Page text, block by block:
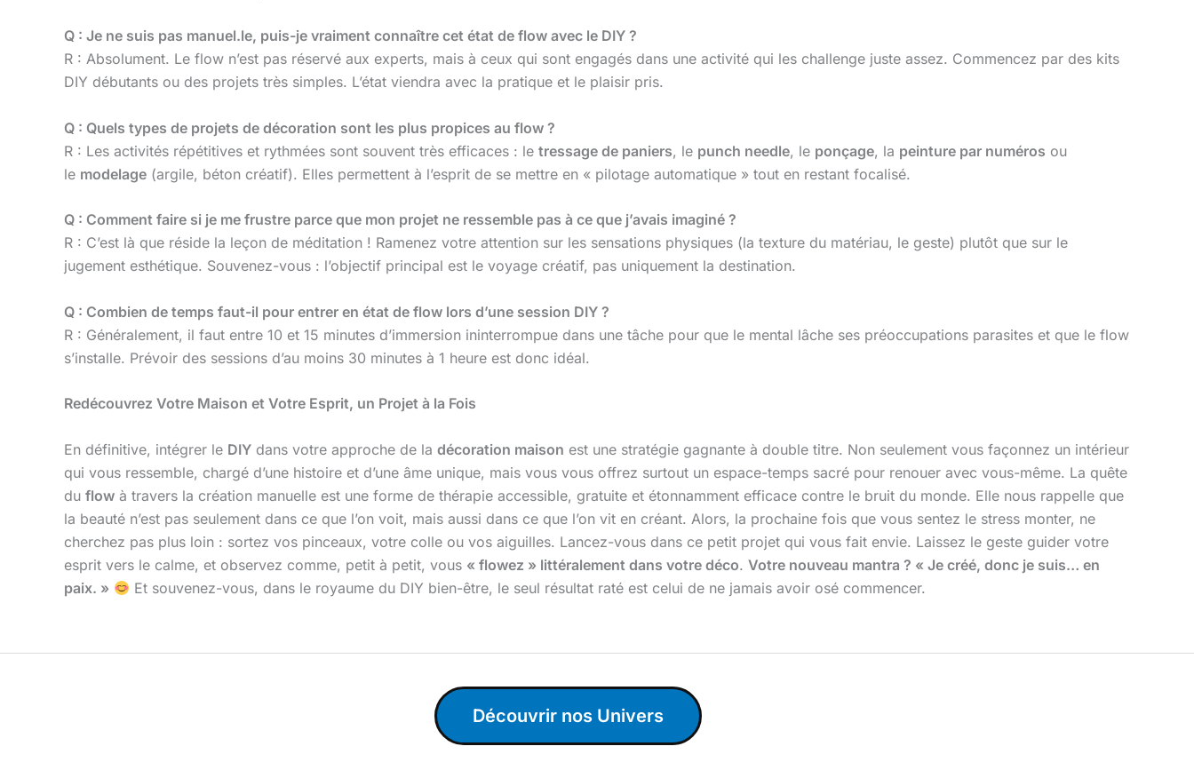
Q : Je ne suis pas manuel.le, puis-je vraiment connaître cet état de flow avec le DIY ?
R : Absolument. Le flow n’est pas réservé aux experts, mais à ceux qui sont engagés dans une activité qui les challenge juste assez. Commencez par des kits
DIY débutants ou des projets très simples. L’état viendra avec la pratique et le plaisir pris.
Q : Quels types de projets de décoration sont les plus propices au flow ?
R : Les activités répétitives et rythmées sont souvent très efficaces : le tressage de paniers, le punch needle, le ponçage, la peinture par numéros ou
le modelage (argile, béton créatif). Elles permettent à l’esprit de se mettre en « pilotage automatique » tout en restant focalisé.
Q : Comment faire si je me frustre parce que mon projet ne ressemble pas à ce que j’avais imaginé ?
R : C’est là que réside la leçon de méditation ! Ramenez votre attention sur les sensations physiques (la texture du matériau, le geste) plutôt que sur le
jugement esthétique. Souvenez-vous : l’objectif principal est le voyage créatif, pas uniquement la destination.
Q : Combien de temps faut-il pour entrer en état de flow lors d’une session DIY ?
R : Généralement, il faut entre 10 et 15 minutes d’immersion ininterrompue dans une tâche pour que le mental lâche ses préoccupations parasites et que le flow
s’installe. Prévoir des sessions d’au moins 30 minutes à 1 heure est donc idéal.
Redécouvrez Votre Maison et Votre Esprit, un Projet à la Fois
En définitive, intégrer le DIY dans votre approche de la décoration maison est une stratégie gagnante à double titre. Non seulement vous façonnez un intérieur
qui vous ressemble, chargé d’une histoire et d’une âme unique, mais vous vous offrez surtout un espace-temps sacré pour renouer avec vous-même. La quête
du flow à travers la création manuelle est une forme de thérapie accessible, gratuite et étonnamment efficace contre le bruit du monde. Elle nous rappelle que
la beauté n’est pas seulement dans ce que l’on voit, mais aussi dans ce que l’on vit en créant. Alors, la prochaine fois que vous sentez le stress monter, ne
cherchez pas plus loin : sortez vos pinceaux, votre colle ou vos aiguilles. Lancez-vous dans ce petit projet qui vous fait envie. Laissez le geste guider votre
esprit vers le calme, et observez comme, petit à petit, vous « flowez » littéralement dans votre déco. Votre nouveau mantra ? « Je créé, donc je suis… en
paix. »
Et souvenez-vous, dans le royaume du DIY bien-être, le seul résultat raté est celui de ne jamais avoir osé commencer.
Découvrir nos Univers